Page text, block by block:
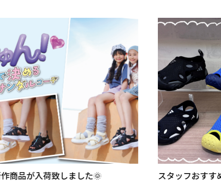
商品が入荷致しました🌞 スタッフおす